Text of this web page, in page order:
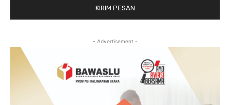
- Advertisement -